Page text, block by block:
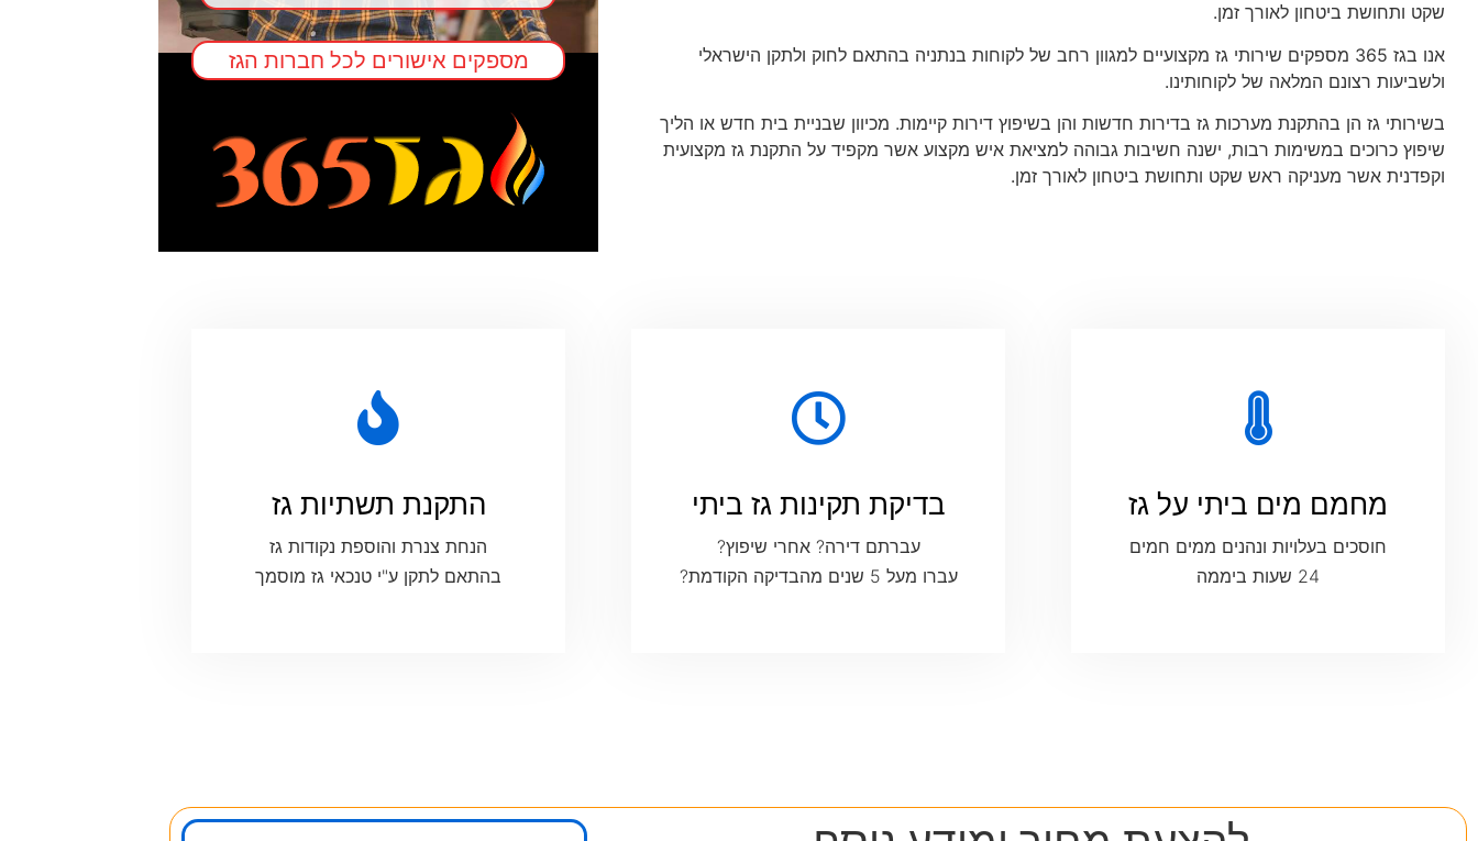
שקט ותחושת ביטחון לאורך זמן.
אנו בגז 365 מספקים שירותי גז מקצועיים למגוון רחב של לקוחות בנתניה בהתאם לחוק ולתקן הישראלי
ולשביעות רצונם המלאה של לקוחותינו.
בשירותי גז הן בהתקנת מערכות גז בדירות חדשות והן בשיפוץ דירות קיימות. מכיוון שבניית בית חדש או הליך
שיפוץ כרוכים במשימות רבות, ישנה חשיבות גבוהה למציאת איש מקצוע אשר מקפיד על התקנת גז מקצועית
וקפדנית אשר מעניקה ראש שקט ותחושת ביטחון לאורך זמן.
מספקים אישורים לכל חברות הגז
מחמם מים ביתי על גז
חוסכים בעלויות ונהנים ממים חמים
24 שעות ביממה
בדיקת תקינות גז ביתי
עברתם דירה? אחרי שיפוץ?
עברו מעל 5 שנים מהבדיקה הקודמת?
התקנת תשתיות גז
הנחת צנרת והוספת נקודות גז
בהתאם לתקן ע"י טנכאי גז מוסמך